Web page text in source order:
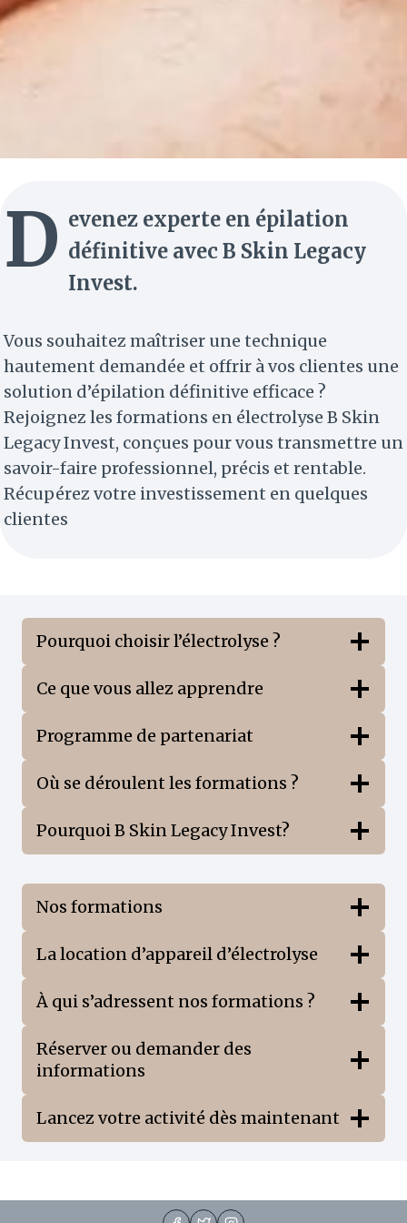
D evenez experte en épilation
définitive avec B Skin Legacy
Invest.
Vous souhaitez maîtriser une technique
hautement demandée et offrir à vos clientes une
solution d’épilation définitive efficace ?
Rejoignez les formations en électrolyse B Skin
Legacy Invest, conçues pour vous transmettre un
savoir-faire professionnel, précis et rentable.
Récupérez votre investissement en quelques
clientes
Pourquoi choisir l’électrolyse ?
Ce que vous allez apprendre
Programme de partenariat
Où se déroulent les formations ?
Pourquoi B Skin Legacy Invest?
Nos formations
La location d’appareil d’électrolyse
À qui s’adressent nos formations ?
Réserver ou demander des
informations
Lancez votre activité dès maintenant